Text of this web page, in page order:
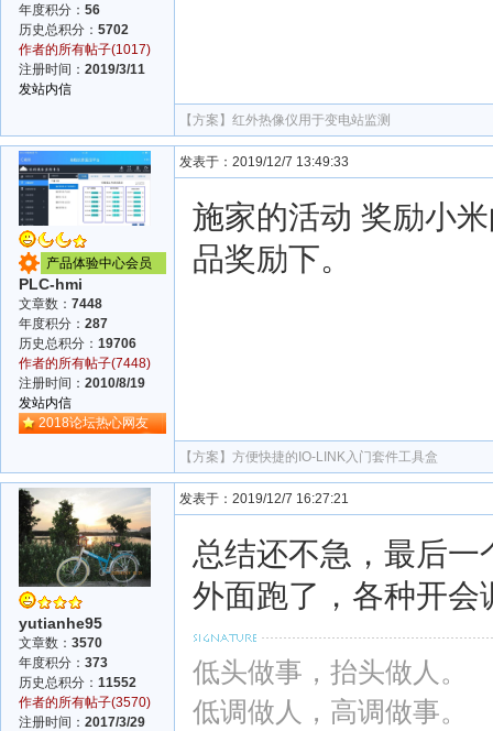
年度积分： 56
历史总积分： 5702
作者的所有帖子(1017)
注册时间： 2019/3/11
发站内信
【方案】 红外热像仪用于变电站监测
产品体验中心会员
PLC-hmi
文章数： 7448
年度积分： 287
历史总积分： 19706
作者的所有帖子(7448)
注册时间： 2010/8/19
发站内信
2018论坛热心网友
发表于：2019/12/7 13:49:33
施家的活动 奖励小
品奖励下。
【方案】 方便快捷的IO-LINK入门套件工具盒
yutianhe95
文章数： 3570
年度积分： 373
历史总积分： 11552
作者的所有帖子(3570)
注册时间： 2017/3/29
发表于：2019/12/7 16:27:21
总结还不急，最后
外面跑了，各种开会
低头做事，抬头做人。
低调做人，高调做事。